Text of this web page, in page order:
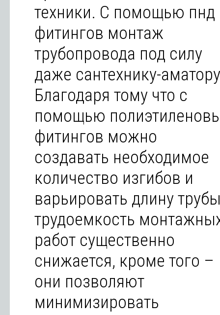
техники. С помощью пнд
фитингов монтаж
трубопровода под силу
даже сантехнику-
Благодаря тому что с
помощью
фитингов можно
создавать необходимое
количество изгибов и
варьировать длину
трудоемкость
работ существенно
снижается, кроме того –
они позволяют
минимизировать